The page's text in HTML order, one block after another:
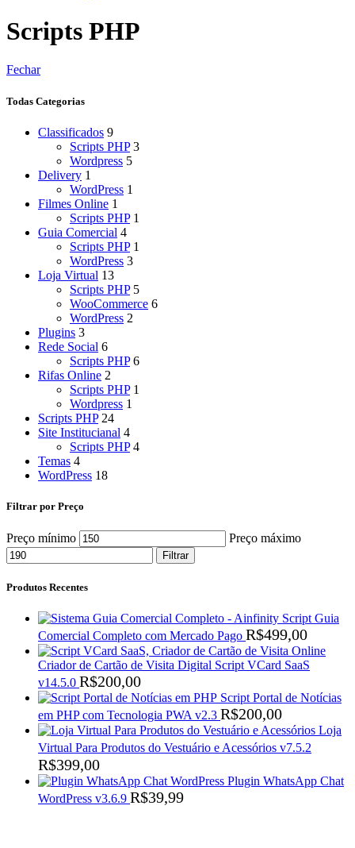
Scripts PHP
Fechar
Todas Categorias
Classificados 9
Scripts PHP 3
Wordpress 5
Delivery 1
WordPress 1
Filmes Online 1
Scripts PHP 1
Guia Comercial 4
Scripts PHP 1
WordPress 3
Loja Virtual 13
Scripts PHP 5
WooCommerce 6
WordPress 2
Plugins 3
Rede Social 6
Scripts PHP 6
Rifas Online 2
Scripts PHP 1
Wordpress 1
Scripts PHP 24
Site Institucianal 4
Scripts PHP 4
Temas 4
WordPress 18
Filtrar por Preço
Preço mínimo Preço máximo
Filtrar
Produtos Recentes
Script Guia
Comercial Completo com Mercado Pago R$499,00
Criador de Cartão de Visita Digital Script VCard SaaS
v14.5.0 R$200,00
Script Portal de Notícias
em PHP com Tecnologia PWA v2.3 R$200,00
Loja
Virtual Para Produtos do Vestuário e Acessórios v7.5.2
R$399,00
Plugin WhatsApp Chat
WordPress v3.6.9 R$39,99